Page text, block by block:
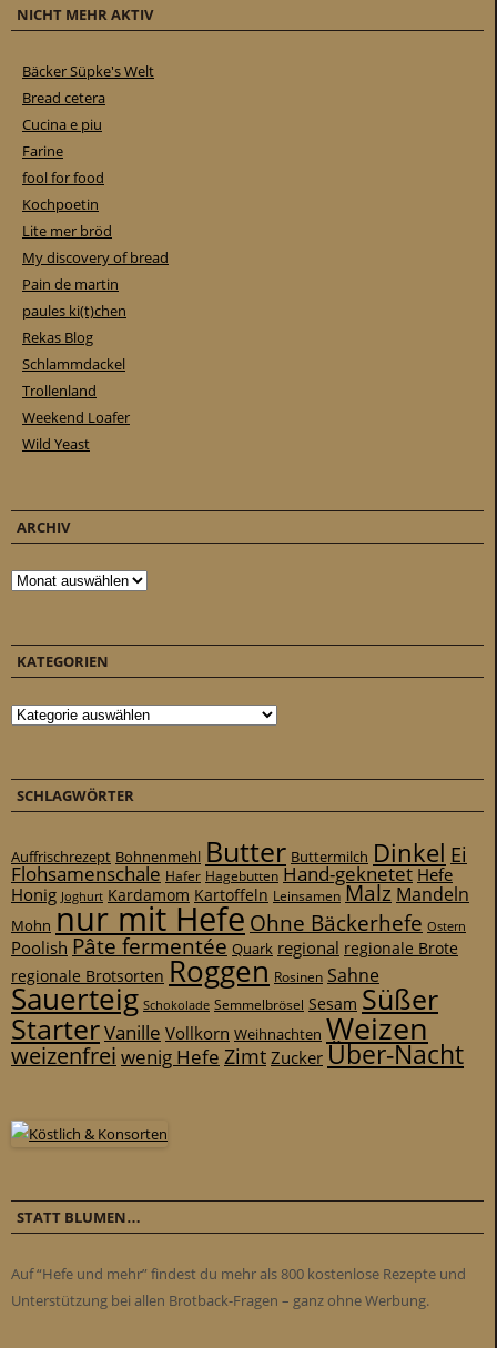
NICHT MEHR AKTIV
Bäcker Süpke's Welt
Bread cetera
Cucina e piu
Farine
fool for food
Kochpoetin
Lite mer bröd
My discovery of bread
Pain de martin
paules ki(t)chen
Rekas Blog
Schlammdackel
Trollenland
Weekend Loafer
Wild Yeast
ARCHIV
Archiv
KATEGORIEN
Kategorien
SCHLAGWÖRTER
Auffrischrezept Bohnenmehl Butter Buttermilch Dinkel Ei
Flohsamenschale Hafer Hagebutten Hand-geknetet Hefe
Honig Joghurt Kardamom Kartoffeln Leinsamen Malz Mandeln
Mohn nur mit Hefe Ohne Bäckerhefe Ostern
Poolish Pâte fermentée Quark regional regionale Brote
regionale Brotsorten Roggen Rosinen Sahne
Sauerteig Schokolade Semmelbrösel Sesam Süßer
StarterVanille Vollkorn Weihnachten Weizen
weizenfrei wenig Hefe ZimtZuckerÜber-Nacht
STATT BLUMEN…
Auf “Hefe und mehr” findest du mehr als 800 kostenlose Rezepte und
Unterstützung bei allen Brotback-Fragen – ganz ohne Werbung.